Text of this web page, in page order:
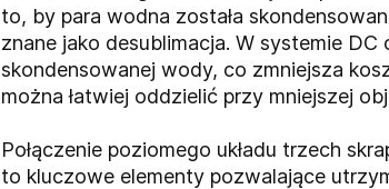
to, by para wodna została
znane jako desublimacja. W systemie
skondensowanej wody, co zmniejsza
można łatwiej oddzielić przy mniejszej
Połączenie poziomego układu trzech
to kluczowe elementy pozwalające